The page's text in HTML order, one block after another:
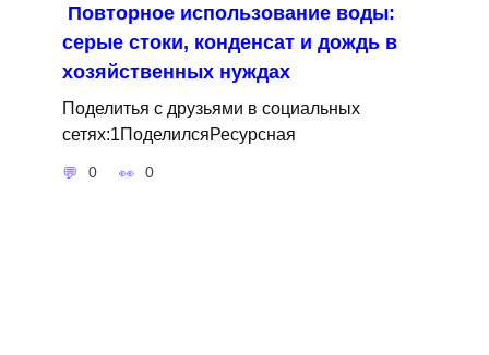
Повторное использование воды:
серые стоки, конденсат и дождь в
хозяйственных нуждах
Поделитья с друзьями в социальных
сетях:1ПоделилсяРесурсная
0 0